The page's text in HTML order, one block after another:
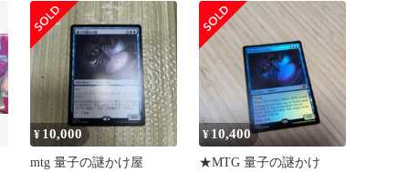
¥ 10,000
mtg 量子の謎かけ屋
¥10,400
★MTG 量子の謎かけ